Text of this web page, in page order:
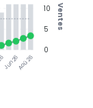
Jun 26Aoû 26
10
5
0
Ventes